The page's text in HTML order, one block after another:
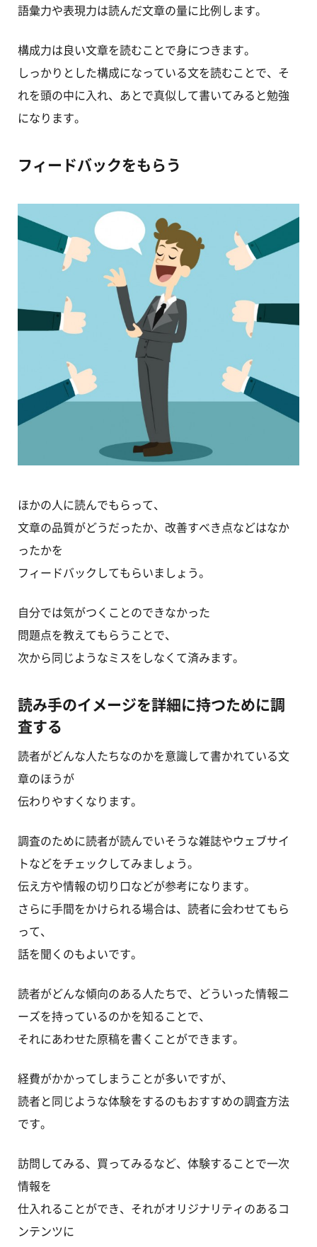
語彙力や表現力は読んだ文章の量に比例します。
構成力は良い文章を読むことで身につきます。
しっかりとした構成になっている文を読むことで、そ
れを頭の中に入れ、あとで真似して書いてみると勉強
になります。
フィードバックをもらう
ほかの人に読んでもらって、
文章の品質がどうだったか、改善すべき点などはなか
ったかを
フィードバックしてもらいましょう。
自分では気がつくことのできなかった
問題点を教えてもらうことで、
次から同じようなミスをしなくて済みます。
読み手のイメージを詳細に持つために調
査する
読者がどんな人たちなのかを意識して書かれている文
章のほうが
伝わりやすくなります。
調査のために読者が読んでいそうな雑誌やウェブサイ
トなどをチェックしてみましょう。
伝え方や情報の切り口などが参考になります。
さらに手間をかけられる場合は、読者に会わせてもら
って、
話を聞くのもよいです。
読者がどんな傾向のある人たちで、どういった情報ニ
ーズを持っているのかを知ることで、
それにあわせた原稿を書くことができます。
経費がかかってしまうことが多いですが、
読者と同じような体験をするのもおすすめの調査方法
です。
訪問してみる、買ってみるなど、体験することで一次
情報を
仕入れることができ、それがオリジナリティのあるコ
ンテンツに